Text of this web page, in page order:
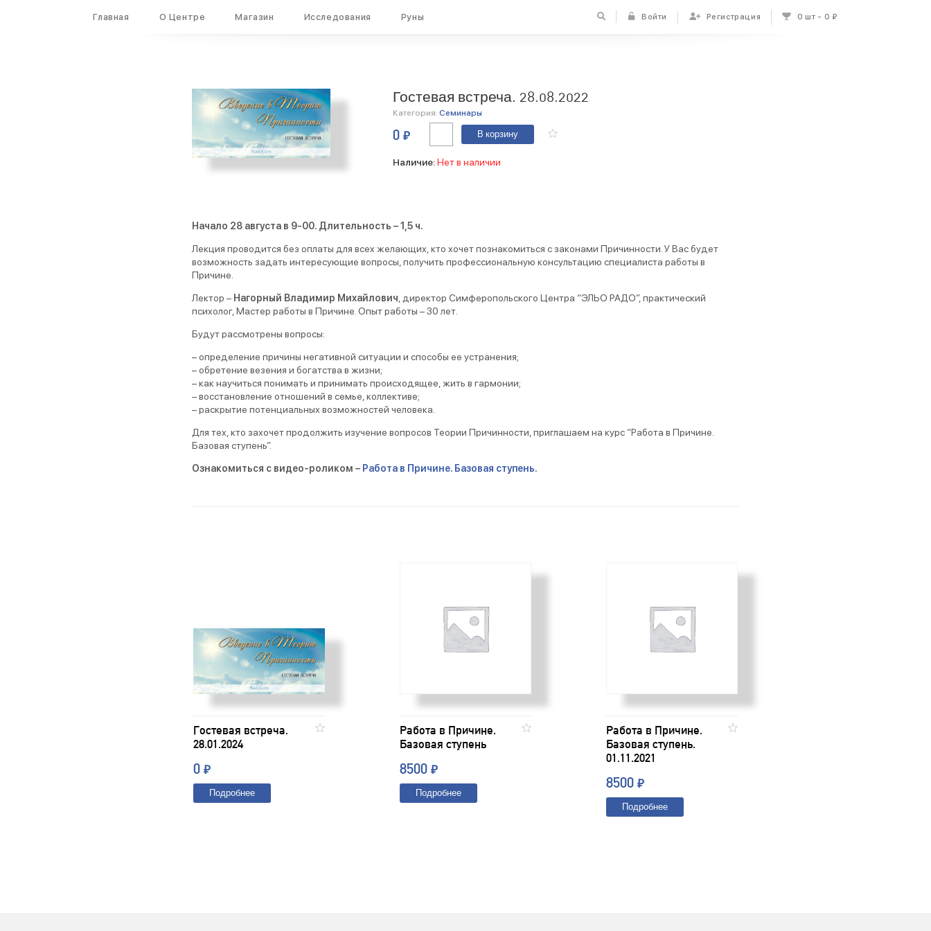
Главная О Центре Магазин Исследования Руны Войти Регистрация 0 шт 0 ₽
Гостевая встреча. 28.08.2022
Категория: Семинары
0 ₽
Количество
встреча.
28.08.2022
В корзину
Наличие:Нет в наличии
Начало 28 августа в 9-00. Длительность – 1,5 ч.
Лекция проводится без оплаты для всех желающих, кто хочет познакомиться с законами Причинности. У Вас будет
возможность задать интересующие вопросы, получить профессиональную консультацию специалиста работы в
Причине.
Лектор – Нагорный Владимир Михайлович , директор Симферопольского Центра “ЭЛЬО РАДО”, практический
психолог, Мастер работы в Причине. Опыт работы – 30 лет.
Будут рассмотрены вопросы:
– определение причины негативной ситуации и способы ее устранения;
– обретение везения и богатства в жизни;
– как научиться понимать и принимать происходящее, жить в гармонии;
– восстановление отношений в семье, коллективе;
– раскрытие потенциальных возможностей человека.
Для тех, кто захочет продолжить изучение вопросов Теории Причинности, приглашаем на курс “Работа в Причине.
Базовая ступень”.
Ознакомиться с видео-роликом – Работа в Причине. Базовая ступень.
Гостевая встреча.
28.01.2024
0 ₽
Подробнее
Работа в Причине.
Базовая ступень
8500 ₽
Подробнее
Работа в Причине.
Базовая ступень.
01.11.2021
8500 ₽
Подробнее
Вход Регистрация